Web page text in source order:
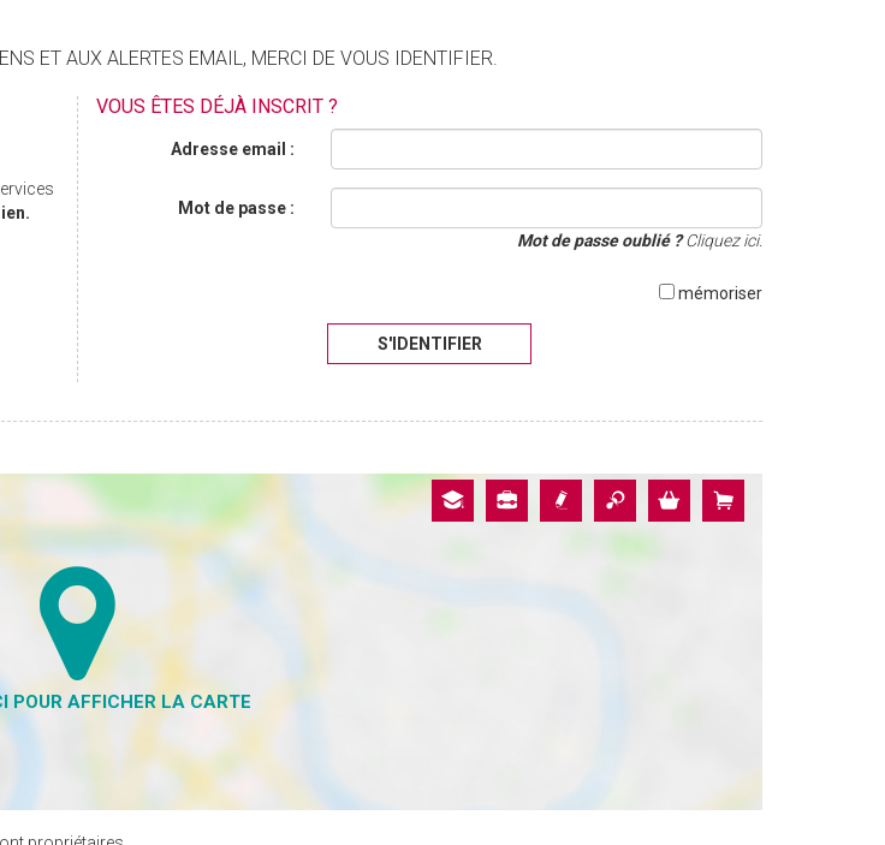
ET AUX ALERTES EMAIL, MERCI DE VOUS IDENTIFIER.
VOUS ÊTES DÉJÀ INSCRIT ?
Adresse email :
Mot de passe :
Mot de passe oublié ?Cliquez ici.
mémoriser
S'IDENTIFIER